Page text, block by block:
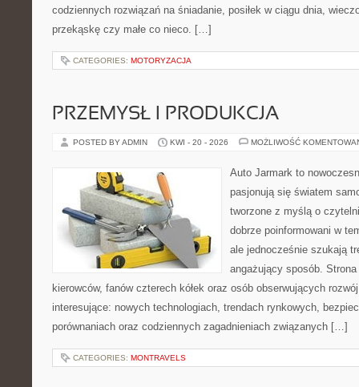
codziennych rozwiązań na śniadanie, posiłek w ciągu dnia,
przekąskę czy małe co nieco. […]
CATEGORIES: MOTORYZACJA
PRZEMYSŁ I PRODUKCJA
POSTED BY ADMIN KWI - 20 - 2026 MOŻLIWOŚĆ
Auto Jarmark to
pasjonują się światem
tworzone z myślą o
dobrze poinformowani w
ale jednocześnie szukają
angażujący sposób.
kierowców, fanów czterech kółek oraz osób obserwujących
interesujące: nowych technologiach, trendach rynkowych,
porównaniach oraz codziennych zagadnieniach związanych […]
CATEGORIES: MONTRAVELS